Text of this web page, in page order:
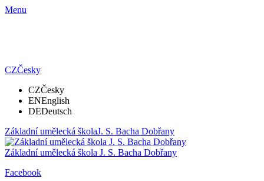
Menu
CZČesky
CZČesky
ENEnglish
DEDeutsch
Základní umělecká školaJ. S. Bacha Dobřany
Základní umělecká škola J. S. Bacha Dobřany
Facebook